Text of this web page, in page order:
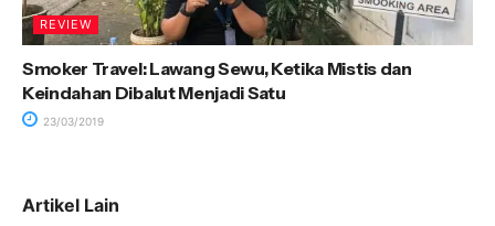
REVIEW
Smoker Travel: Lawang Sewu, Ketika Mistis dan
Keindahan Dibalut Menjadi Satu
23/03/2019
Artikel Lain